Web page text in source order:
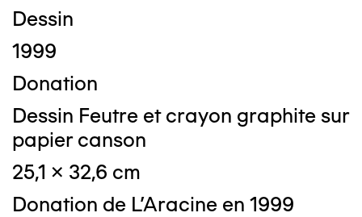
Dessin
1999
Donation
Dessin Feutre et crayon graphite sur
papier canson
25,1 x 32,6 cm
Donation de L'Aracine en 1999